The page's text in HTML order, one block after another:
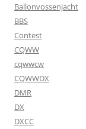
Ballonvossenjacht
BBS
Contest
CQWW
cqwwcw
CQWWDX
DMR
DX
DXCC